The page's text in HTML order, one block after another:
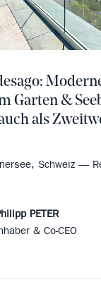
Garten &
als
Schweiz —
PETER
& Co-CEO